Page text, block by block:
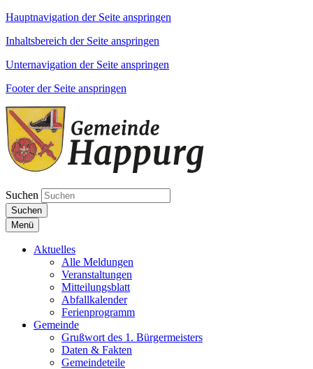
Hauptnavigation der Seite anspringen
Inhaltsbereich der Seite anspringen
Unternavigation der Seite anspringen
Footer der Seite anspringen
Suchen
Suchen
Menü
Aktuelles
Alle Meldungen
Veranstaltungen
Mitteilungsblatt
Abfallkalender
Ferienprogramm
Gemeinde
Grußwort des 1. Bürgermeisters
Daten & Fakten
Gemeindeteile